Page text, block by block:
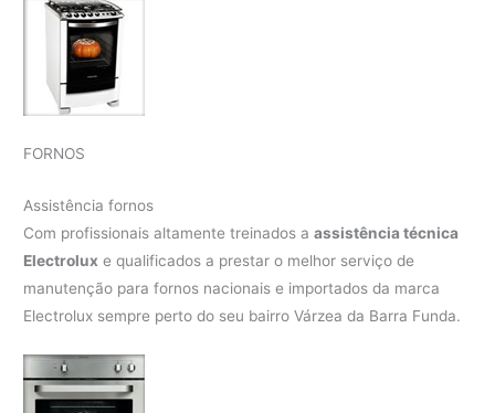
FORNOS
Assistência fornos
Com profissionais altamente treinados aassistência técnica
Electrolux e qualificados a prestar o melhor serviço de
manutenção para fornos nacionais e importados da marca
Electrolux sempre perto do seu bairro Várzea da Barra Funda.